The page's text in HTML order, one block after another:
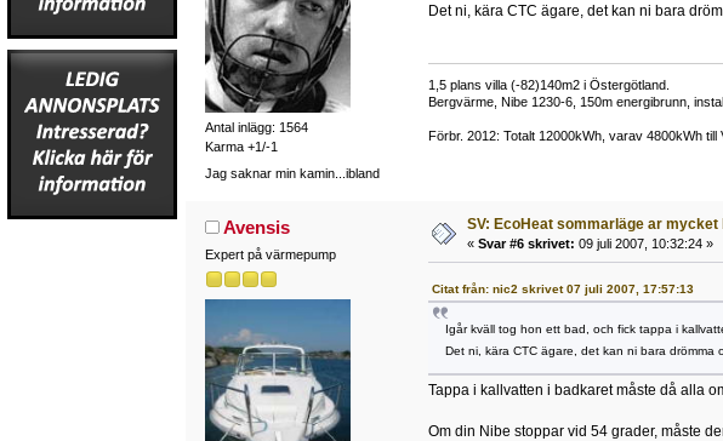
Antal inlägg: 1564
Karma +1/-1
Jag saknar min kamin...ibland
Det ni, kära CTC ägare, det kan ni bara
1,5 plans villa (-82)140m2 i Östergötland.
Bergvärme, Nibe 1230-6, 150m energibrunn,
Förbr. 2012: Totalt 12000kWh, varav 4800kWh till
Avensis
Expert på värmepump
SV: EcoHeat sommarläge ar mycket
« Svar #6 skrivet: 09 juli 2007, 10:32:24 »
Citat från: nic2 skrivet 07 juli 2007, 17:57:13
Igår kväll tog hon ett bad, och fick tappa i
Det ni, kära CTC ägare, det kan ni bara drömma
Tappa i kallvatten i badkaret måste då alla
Om din Nibe stoppar vid 54 grader, måste